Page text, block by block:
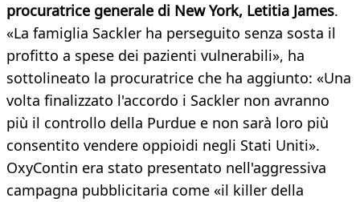
procuratrice generale di New York, Letitia James.
«La famiglia Sackler ha perseguito senza sosta il
profitto a spese dei pazienti vulnerabili», ha
sottolineato la procuratrice che ha aggiunto: «Una
volta finalizzato l'accordo i Sackler non avranno
più il controllo della Purdue e non sarà loro più
consentito vendere oppioidi negli Stati Uniti».
OxyContin era stato presentato nell'aggressiva
campagna pubblicitaria come «il killer della